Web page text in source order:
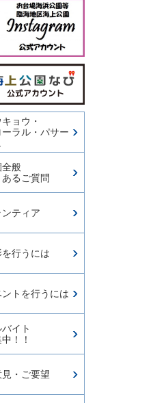
港埠頭㈱【公式
キョウ・
ーラル・パサー
全般
あるご質問
ンティア
行うには
ントを行うには
イト
！！
見・ご要望